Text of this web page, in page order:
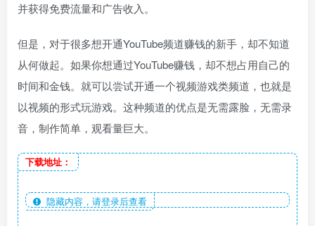
并获得免费流量和广告收入。
但是，对于很多想开通YouTube频道赚钱的新手，却不知道
从何做起。如果你想通过YouTube赚钱，却不想占用自己的
时间和金钱。就可以尝试开通一个视频游戏类频道，也就是
以视频的形式玩游戏。这种频道的优点是无需露脸，无需录
音，制作简单，观看量巨大。
下载地址：
隐藏内容，请登录后查看